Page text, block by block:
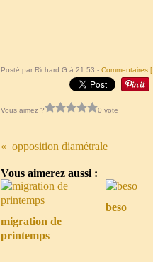
Posté par Richard G à 21:53 - Commentaires [
Vous aimez ? 0 vote
opposition diamétrale
Vous aimerez aussi :
migration de
printemps
beso